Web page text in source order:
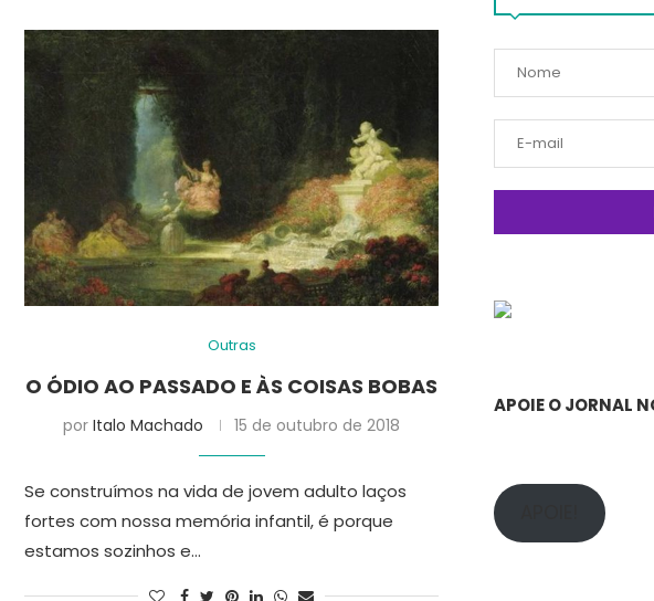
Outras
O ÓDIO AO PASSADO E ÀS COISAS BOBAS
porItalo Machado 15 de outubro de 2018
Se construímos na vida de jovem adulto laços
fortes com nossa memória infantil, é porque
estamos sozinhos e…
APOIE O JORNAL